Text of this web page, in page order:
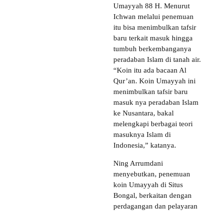
Umayyah 88 H. Menurut
Ichwan melalui penemuan
itu bisa menimbulkan tafsir
baru terkait masuk hingga
tumbuh berkembanganya
peradaban Islam di tanah air.
“Koin itu ada bacaan Al
Qur’an. Koin Umayyah ini
menimbulkan tafsir baru
masuk nya peradaban Islam
ke Nusantara, bakal
melengkapi berbagai teori
masuknya Islam di
Indonesia,” katanya.
Ning Arrumdani
menyebutkan, penemuan
koin Umayyah di Situs
Bongal, berkaitan dengan
perdagangan dan pelayaran